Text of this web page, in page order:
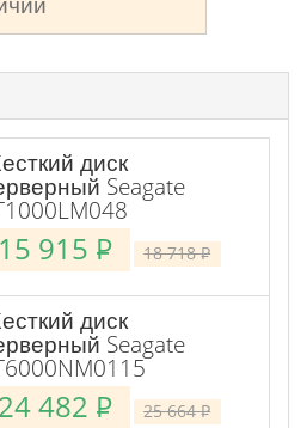
диск
Seagate
15 915 P 18 718P
диск
Seagate
24 482 P 25 664P